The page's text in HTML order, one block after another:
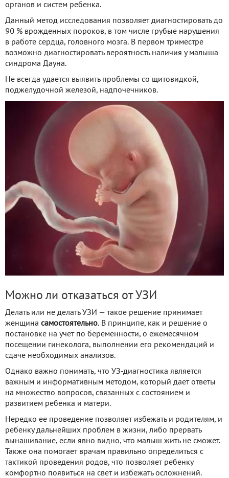
органов и систем ребенка.
Данный метод исследования позволяет диагностировать до
90 % врожденных пороков, в том числе грубые нарушения
в работе сердца, головного мозга. В первом триместре
возможно диагностировать вероятность наличия у малыша
синдрома Дауна.
Не всегда удается выявить проблемы со щитовидкой,
поджелудочной железой, надпочечников.
Можно ли отказаться от УЗИ
Делать или не делать УЗИ — такое решение принимает
женщина самостоятельно. В принципе, как и решение о
постановке на учет по беременности, о ежемесячном
посещении гинеколога, выполнении его рекомендаций и
сдаче необходимых анализов.
Однако важно понимать, что УЗ-диагностика является
важным и информативным методом, который дает ответы
на множество вопросов, связанных с состоянием и
развитием ребенка и матери.
Нередко ее проведение позволяет избежать и родителям, и
ребенку дальнейших проблем в жизни, либо прервать
вынашивание, если явно видно, что малыш жить не сможет.
Также она помогает врачам правильно определиться с
тактикой проведения родов, что позволяет ребенку
комфортно появиться на свет и избежать осложнений.